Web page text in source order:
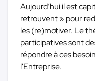
Aujourd’hui il est
retrouvent » pour
les (re)motiver. Le
participatives sont
répondre à ces
l'Entreprise.